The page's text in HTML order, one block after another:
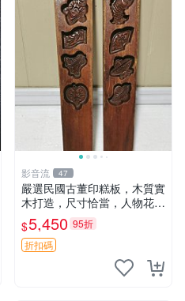
影音流 47
嚴選民國古董印糕板，木質實
木打造，尺寸恰當，人物花型
雕工精湛，擺設收藏皆宜 精
美 印糕 板型
$5,450 95折
折扣碼